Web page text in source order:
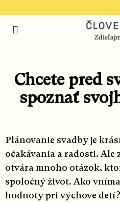
na
Chcete pred
spoznať
Plánovanie svadby je
očakávania a radosti. Ale
otvára mnoho otázok,
spoločný život. Ako
hodnoty pri výchove